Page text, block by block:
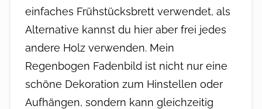
einfaches Frühstücksbrett verwendet, als
Alternative kannst du hier aber frei jedes
andere Holz verwenden. Mein
Regenbogen Fadenbild ist nicht nur eine
schöne Dekoration zum Hinstellen oder
Aufhängen, sondern kann gleichzeitig